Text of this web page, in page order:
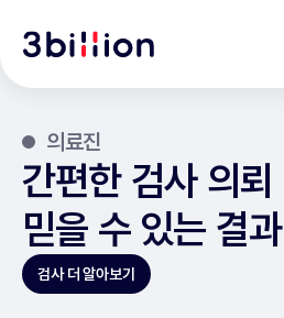
의료진
간편한 검사 의뢰
믿을 수 있는 결과
검사 더 알아보기